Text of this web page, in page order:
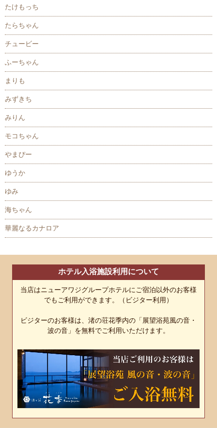
たけもっち
たらちゃん
チュービー
ふーちゃん
まりも
みずきち
みりん
モコちゃん
やまぴー
ゆうか
ゆみ
海ちゃん
華麗なるカナロア
ホテル入浴施設利用について
当店はニューアワジグループホテルにご宿泊以外のお客様
でもご利用ができます。（ビジター利用）
ビジターのお客様は、渚の荘花季内の「展望浴苑風の音・
波の音」を無料でご利用いただけます。